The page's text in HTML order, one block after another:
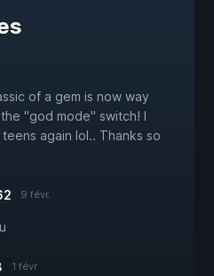
of a gem is now way
"god mode" switch! I
again lol.. Thanks so
9 févr.
1 févr.